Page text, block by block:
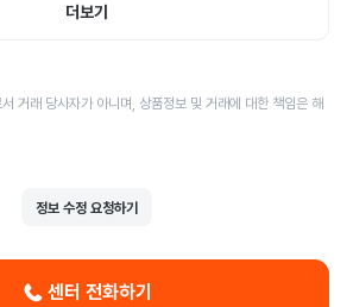
더보기
거래 당사자가 아니며, 상품정보 및 거래에 대한 책임은 해
정보 수정 요청하기
센터 전화하기